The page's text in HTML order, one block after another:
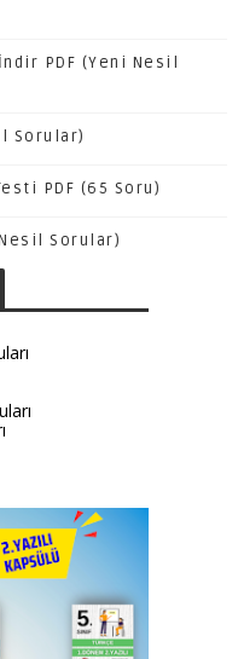
PDF (Yeni Nesil
Sorular)
PDF (65 Soru)
Sorular)